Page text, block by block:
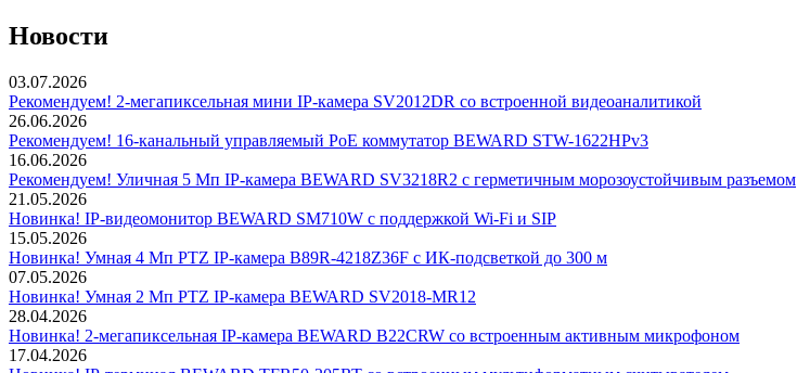
Новости
03.07.2026
Рекомендуем! 2-мегапиксельная мини IP-камера SV2012DR со встроенной видеоаналитикой
26.06.2026
Рекомендуем! 16-канальный управляемый PoE коммутатор BEWARD STW-1622HPv3
16.06.2026
Рекомендуем! Уличная 5 Мп IP-камера BEWARD SV3218R2 с герметичным морозоустойчивым разъемом
21.05.2026
Новинка! IP-видеомонитор BEWARD SM710W с поддержкой Wi-Fi и SIP
15.05.2026
Новинка! Умная 4 Мп PTZ IP-камера B89R-4218Z36F с ИК-подсветкой до 300 м
07.05.2026
Новинка! Умная 2 Мп PTZ IP-камера BEWARD SV2018-MR12
28.04.2026
Новинка! 2-мегапиксельная IP-камера BEWARD B22CRW со встроенным активным микрофоном
17.04.2026